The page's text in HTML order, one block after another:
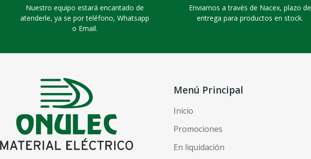
Nuestro equipo estará encantado de
atenderle, ya se por teléfono, Whatsapp
o Email.
Enviamos a través de Nacex, plazo de
entrega para productos en stock.
Menú Principal
Inicio
Promociones
En liquidación